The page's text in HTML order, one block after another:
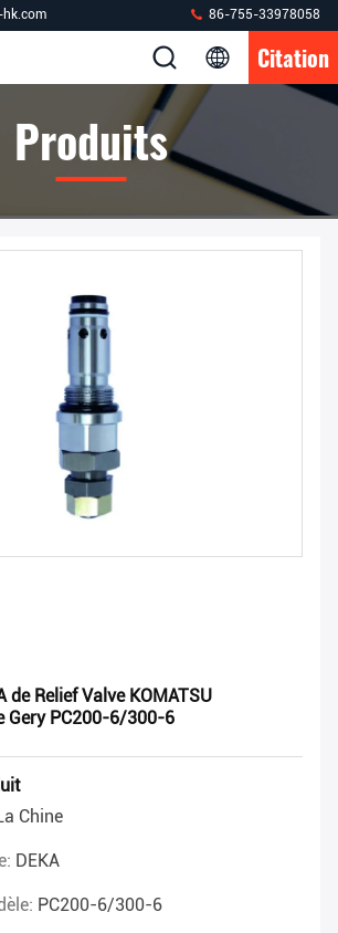
hk.com 86-755-33978058
Citation
Produits
de Relief Valve KOMATSU
Gery PC200-6/300-6
Chine
DEKA
PC200-6/300-6